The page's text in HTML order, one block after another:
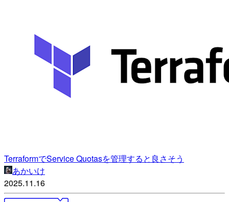
TerraformでService Quotasを管理すると良さそう
あかいけ
2025.11.16